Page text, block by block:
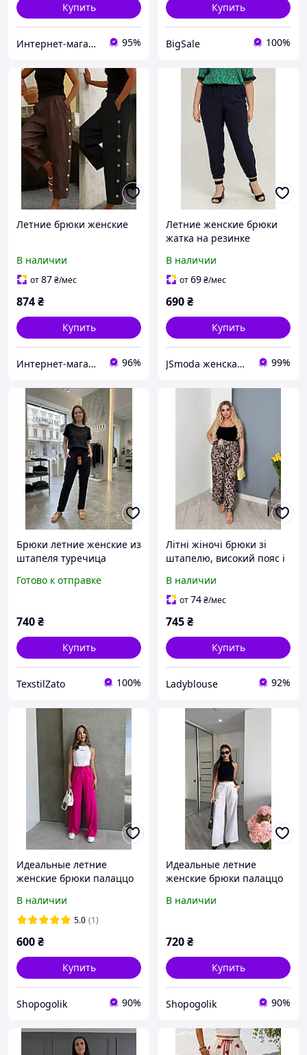
Купить
Интернет-магазин одежды "Веспер" 95%
Купить
BigSale 100%
Летние брюки женские
В наличии
от87₴/мес
874₴
Купить
Интернет-магазин одежды и обуви Bebest-Style 96%
Летние женские брюки
жатка на резинке
В наличии
от69₴/мес
690₴
Купить
JSmoda женская одежда батал 99%
Брюки летние женские из
штапеля туречица
Готово к отправке
740₴
Купить
TexstilZato 100%
Літні жіночі брюки зі
штапелю, високий пояс і
розмір 50/52
В наличии
от74₴/мес
745₴
Купить
Ladyblouse 92%
Идеальные летние
женские брюки палаццо
высокой талии костюмка
В наличии
5.0 (1)
600₴
Купить
Shopogolik 90%
Идеальные летние
женские брюки палаццо
карманами на высокой
В наличии
720₴
Купить
Shopogolik 90%